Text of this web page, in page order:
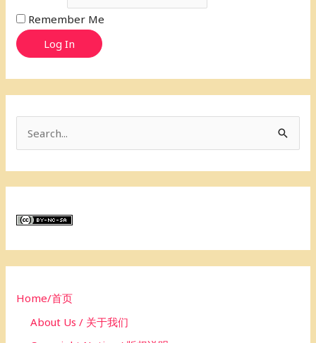
Remember Me
Log In
c
rHome/首页
About Us / 关于我们